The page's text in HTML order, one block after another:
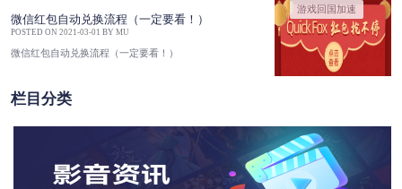
游戏回国加速
微信红包自动兑换流程（一定要看！）
POSTED ON 2021-03-01 BY MU
微信红包自动兑换流程（一定要看！）
栏目分类